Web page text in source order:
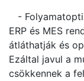
-
ERP és MES
átláthatják és
Ezáltal javul a
csökkennek a